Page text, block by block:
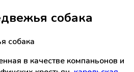
собака
в качестве компаньонов и